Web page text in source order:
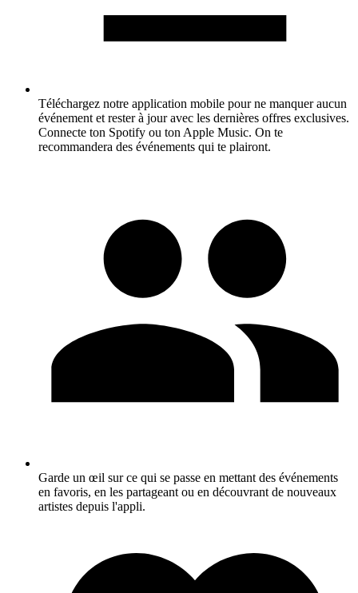
Téléchargez notre application mobile pour ne manquer aucun
événement et rester à jour avec les dernières offres exclusives.
Connecte ton Spotify ou ton Apple Music. On te
recommandera des événements qui te plairont.
Garde un œil sur ce qui se passe en mettant des événements
en favoris, en les partageant ou en découvrant de nouveaux
artistes depuis l'appli.